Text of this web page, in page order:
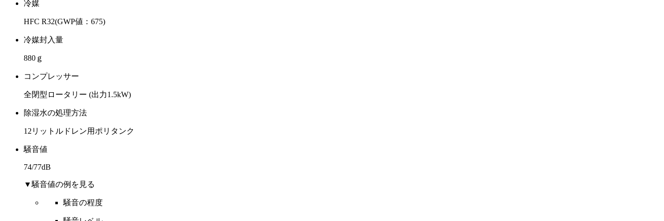
冷媒
HFC R32(GWP値：675)
冷媒封入量
880ｇ
コンプレッサー
全閉型ロータリー (出力1.5kW)
除湿水の処理方法
12リットルドレン用ポリタンク
騒音値
74/77dB
▼騒音値の例を見る
騒音の程度